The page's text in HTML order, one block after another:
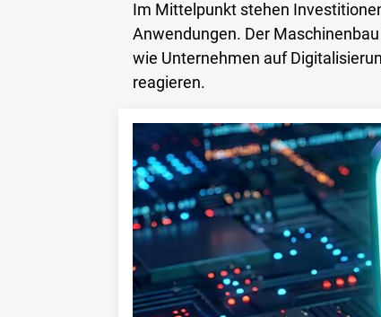
Im Mittelpunkt stehen
Anwendungen. Der
wie Unternehmen auf
reagieren.